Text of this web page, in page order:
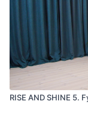
RISE AND SHINE 5.